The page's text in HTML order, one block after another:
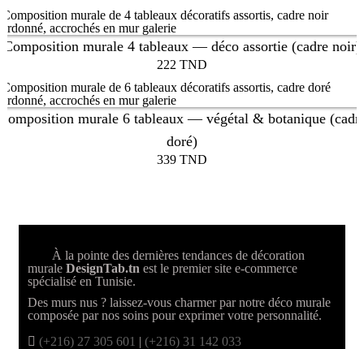
Composition murale 4 tableaux — déco assortie (cadre noir)
222 TND
murale 6 tableaux — végétal & botanique
doré)
339 TND
À la pointe des dernières tendances de décoration
murale DesignTab.tn est le premier site e-commerce
spécialisé en Tunisie.
Des murs nus ? laissez-vous charmer par notre déco murale
composée par nos soins pour exprimer votre personnalité.
(+216) 27 305 601 | (+216) 31 142 033